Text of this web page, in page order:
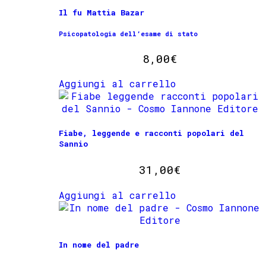
Il fu Mattia Bazar
Psicopatologia dell’esame di stato
8,00€
Aggiungi al carrello
Fiabe, leggende e racconti popolari del
Sannio
31,00€
Aggiungi al carrello
In nome del padre